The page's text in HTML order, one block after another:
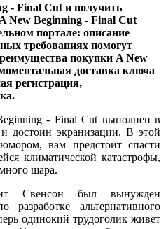
- Final Cut и получить
New Beginning - Final Cut
портале: описание
требованиях помогут
покупки A New
доставка ключа
регистрация,
- Final Cut выполнен в
достоин экранизации. В этой
вам предстоит спасти
климатической катастрофы,
шара.
Свенсон был вынужден
разработке альтернативного
одинокий трудоголик живет